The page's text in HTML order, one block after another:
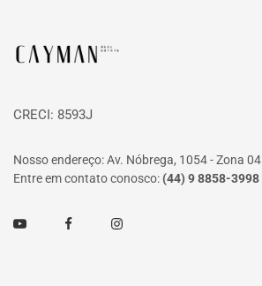
Página inicial
CRECI: 8593J
Nosso endereço: Av. Nóbrega, 1054 - Zona 04
Entre em contato conosco: (44) 9 8858-3998
Youtube FacebookInstagram